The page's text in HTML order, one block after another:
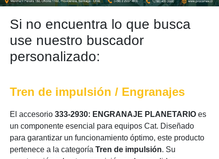
Si no encuentra lo que busca
use nuestro buscador
personalizado:
Tren de impulsión / Engranajes
El accesorio 333-2930: ENGRANAJE PLANETARIO es
un componente esencial para equipos Cat. Diseñado
para garantizar un funcionamiento óptimo, este producto
pertenece a la categoría Tren de impulsión. Su